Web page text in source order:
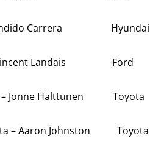
Carrera Hyundai
Vincent Landais Ford
– Jonne Halttunen Toyota
– Aaron Johnston Toyota